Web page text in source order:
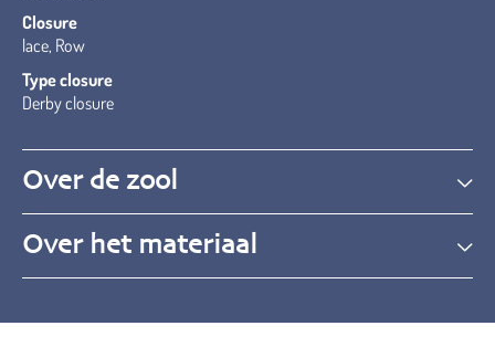
Closure
lace, Row
Type closure
Derby closure
Over de zool
Over het materiaal